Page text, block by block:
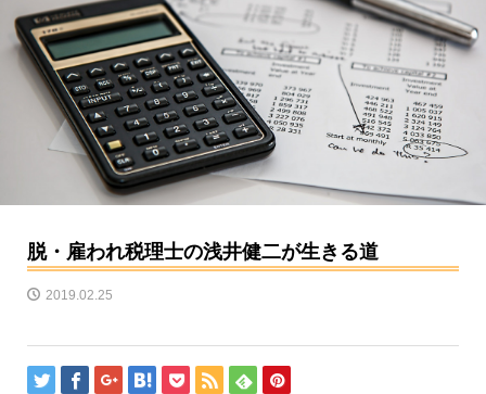
脱・雇われ税理士の浅井健二が生きる道
2019.02.25